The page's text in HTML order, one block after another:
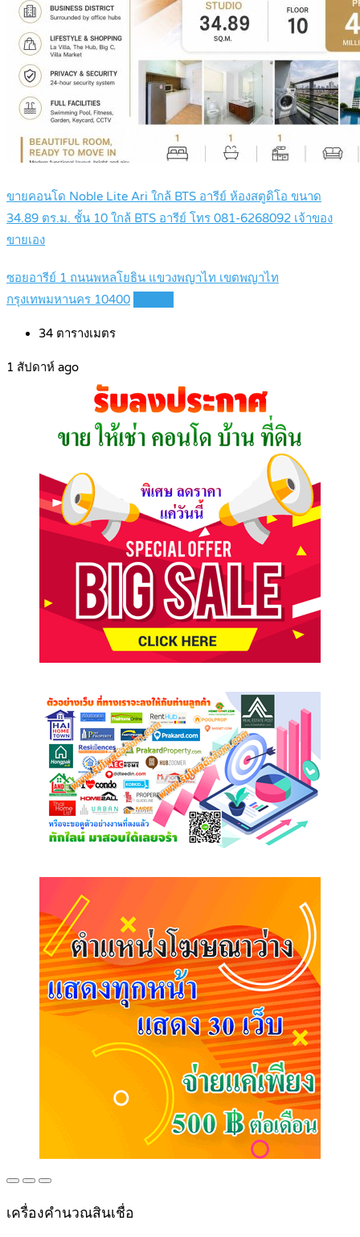
ขายคอนโด Noble Lite Ari ใกล้ BTS อารีย์ ห้องสตูดิโอ ขนาด
34.89 ตร.ม. ชั้น 10 ใกล้ BTS อารีย์ โทร 081-6268092 เจ้าของ
ขายเอง
ซอยอารีย์ 1 ถนนพหลโยธิน แขวงพญาไท เขตพญาไท
กรุงเทพมหานคร 10400
34 ตารางเมตร
1 สัปดาห์ ago
เครื่องคำนวณสินเชื่อ